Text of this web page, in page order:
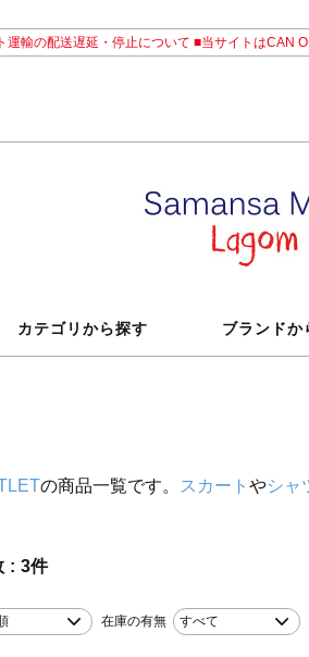
輸の配送遅延・停止について ■当サイトはCAN
カテゴリから探す ブランドか
の商品一覧です。 スカート やシャ
3件
在庫の有無 すべて